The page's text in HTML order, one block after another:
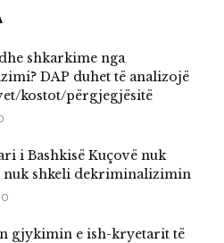
shkarkime nga
DAP duhet të analizojë
kostot/përgjegjësitë
i Bashkisë Kuçovë nuk
nuk shkeli dekriminalizimin
gjykimin e ish-kryetarit të